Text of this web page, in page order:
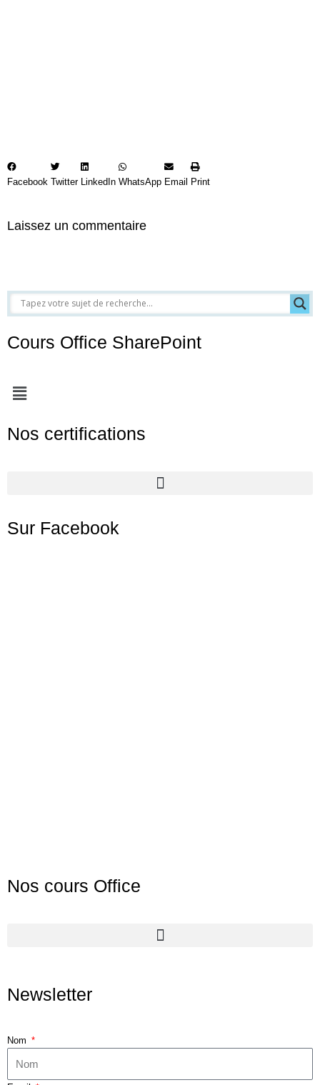
Facebook Twitter LinkedIn WhatsApp Email Print
Laissez un commentaire
Cours Office SharePoint
Menu
Nos certifications
Sur Facebook
Nos cours Office
Newsletter
Nom